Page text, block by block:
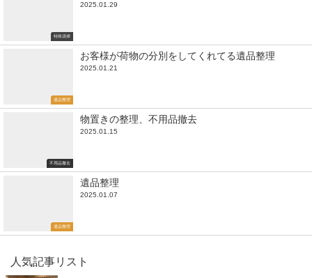
特殊清掃
2025.01.29
遺品整理
お客様が荷物の分別をしてくれてる遺品整理
2025.01.21
不用品撤去
物置きの整理、不用品撤去
2025.01.15
遺品整理
遺品整理
2025.01.07
人気記事リスト